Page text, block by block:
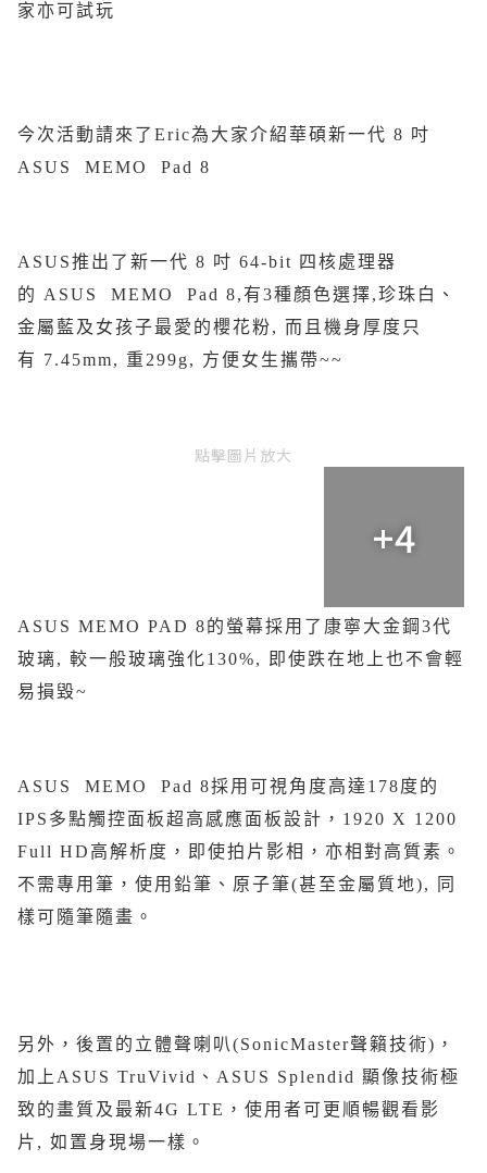
家亦可試玩
今次活動請來了Eric為大家介紹華碩新一代 8 吋
ASUS MEMO Pad 8
ASUS推出了新一代 8 吋 64-bit 四核處理器
的 ASUS MEMO Pad 8,有3種顏色選擇,珍珠白、
金屬藍及女孩子最愛的櫻花粉, 而且機身厚度只
有 7.45mm, 重299g, 方便女生攜帶~~
點擊圖片放大
+4
ASUS MEMO PAD 8的螢幕採用了康寧大金鋼3代
玻璃, 較一般玻璃強化130%, 即使跌在地上也不會輕
易損毀~
ASUS MEMO Pad 8採用可視角度高達178度的
IPS多點觸控面板超高感應面板設計，1920 X 1200
Full HD高解析度，即使拍片影相，亦相對高質素。
不需專用筆，使用鉛筆、原子筆(甚至金屬質地), 同
樣可隨筆隨畫。
另外，後置的立體聲喇叭(SonicMaster聲籟技術)，
加上ASUS TruVivid、ASUS Splendid 顯像技術極
致的畫質及最新4G LTE，使用者可更順暢觀看影
片, 如置身現場一樣。